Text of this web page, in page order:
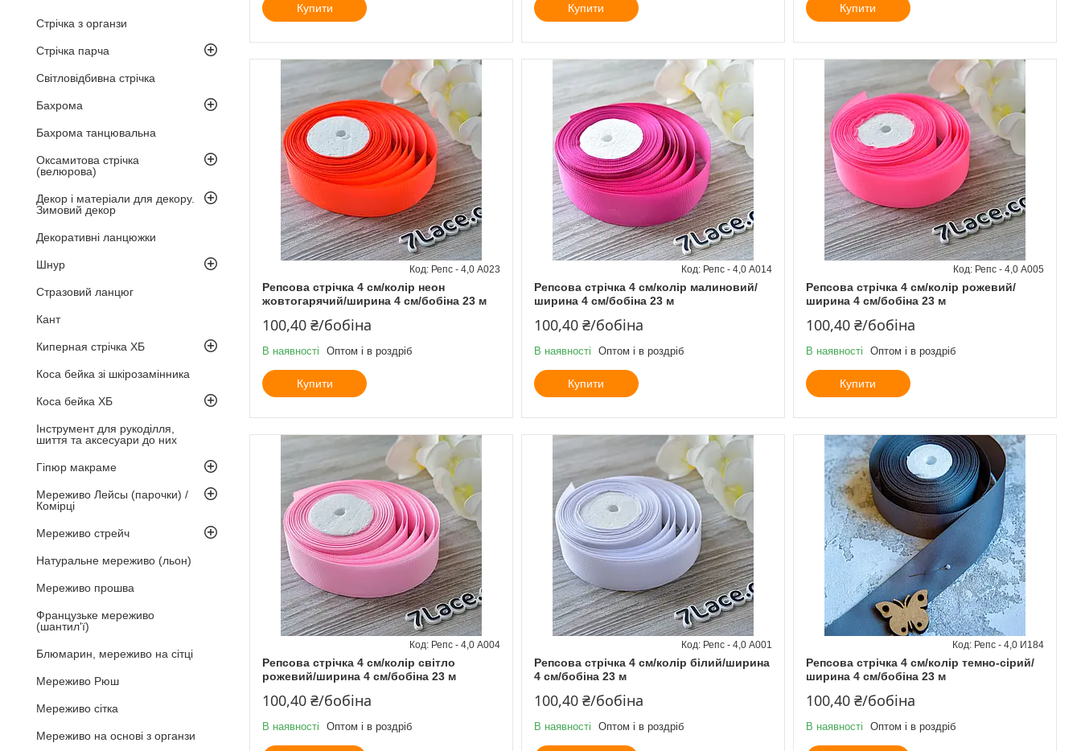
Стрічка з органзи
Стрічка парча
Світловідбивна стрічка
Бахрома
Бахрома танцювальна
Оксамитова стрічка
(велюрова)
Декор і матеріали для декору.
Зимовий декор
Декоративні ланцюжки
Шнур
Стразовий ланцюг
Кант
Киперная стрічка ХБ
Коса бейка зі шкірозамінника
Коса бейка ХБ
Інструмент для рукоділля,
шиття та аксесуари до них
Гіпюр макраме
Мереживо Лейсы (парочки) /
Комірці
Мереживо стрейч
Натуральне мереживо (льон)
Мереживо прошва
Французьке мереживо
(шантил'ї)
Блюмарин, мереживо на сітці
Мереживо Рюш
Мереживо сітка
Мереживо на основі з органзи
Купити Купити Купити
Репсова стрічка 4 см/колір неон
жовтогарячий/ширина 4 см/бобіна 23 м
Репс - 4,0 А023
100,40 ₴/бобіна
В наявності Оптом і в роздріб
Купити
Репсова стрічка 4 см/колір малиновий/
ширина 4 см/бобіна 23 м
Репс - 4,0 А014
100,40 ₴/бобіна
В наявності Оптом і в роздріб
Купити
Репсова стрічка 4 см/колір рожевий/
ширина 4 см/бобіна 23 м
Репс - 4,0 А005
100,40 ₴/бобіна
В наявності Оптом і в роздріб
Купити
Репсова стрічка 4 см/колір світло
рожевий/ширина 4 см/бобіна 23 м
Репс - 4,0 А004
100,40 ₴/бобіна
В наявності Оптом і в роздріб
Репсова стрічка 4 см/колір білий/ширина
4 см/бобіна 23 м
Репс - 4,0 А001
100,40 ₴/бобіна
В наявності Оптом і в роздріб
Репсова стрічка 4 см/колір темно-сірий/
ширина 4 см/бобіна 23 м
Репс - 4,0 И184
100,40 ₴/бобіна
В наявності Оптом і в роздріб